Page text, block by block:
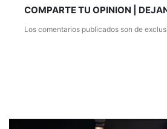
COMPARTE TU OPINION |
Los comentarios publicados son de